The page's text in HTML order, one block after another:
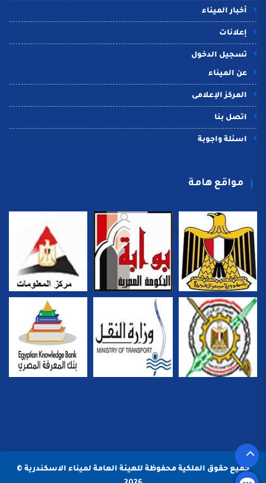
أخبار الميناء
إعلانات
تسجيل الدخول
عن الميناء
المركز الإعلامى
اتصل بنا
اسئلة واجوبة
مواقع هامة
جميع حقوق الملكية محفوظة للهيئة العامة لميناء الاسكندرية ©